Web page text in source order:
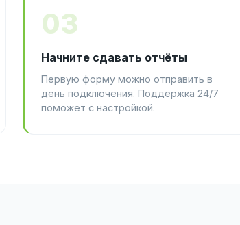
03
Начните сдавать отчёты
Первую форму можно отправить в
день подключения. Поддержка 24/7
поможет с настройкой.